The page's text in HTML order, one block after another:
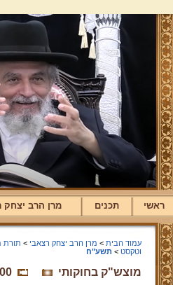
ראשי תכנים מרן הרב יצחק
עמוד הבית > מרן הרב יצחק רצאבי > תורת
וטקסט > תשע"ח
מוצש"ק בחוקותי 60:00 דק'